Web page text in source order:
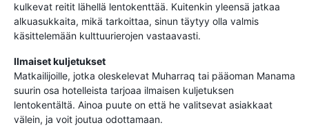
kulkevat reitit lähellä lentokenttää. Kuitenkin yleensä jatkaa
alkuasukkaita, mikä tarkoittaa, sinun täytyy olla valmis
käsittelemään kulttuurierojen vastaavasti.
Ilmaiset kuljetukset
Matkailijoille, jotka oleskelevat Muharraq tai pääoman Manama
suurin osa hotelleista tarjoaa ilmaisen kuljetuksen
lentokentältä. Ainoa puute on että he valitsevat asiakkaat
välein, ja voit joutua odottamaan.